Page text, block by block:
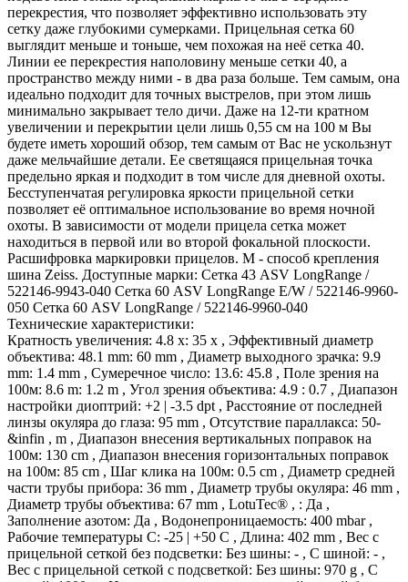
перекрестия, что позволяет эффективно использовать эту
сетку даже глубокими сумерками. Прицельная сетка 60
выглядит меньше и тоньше, чем похожая на неё сетка 40.
Линии ее перекрестия наполовину меньше сетки 40, а
пространство между ними - в два раза больше. Тем самым, она
идеально подходит для точных выстрелов, при этом лишь
минимально закрывает тело дичи. Даже на 12-ти кратном
увеличении и перекрытии цели лишь 0,55 см на 100 м Вы
будете иметь хороший обзор, тем самым от Вас не ускользнут
даже мельчайшие детали. Ее светящаяся прицельная точка
предельно яркая и подходит в том числе для дневной охоты.
Бесступенчатая регулировка яркости прицельной сетки
позволяет её оптимальное использование во время ночной
охоты. В зависимости от модели прицела сетка может
находиться в первой или во второй фокальной плоскости.
Расшифровка маркировки прицелов. M - способ крепления
шина Zeiss. Доступные марки: Сетка 43 ASV LongRange /
522146-9943-040 Сетка 60 ASV LongRange E/W / 522146-9960-
050 Сетка 60 ASV LongRange / 522146-9960-040
Технические характеристики:
Кратность увеличения: 4.8 x: 35 x , Эффективный диаметр
объектива: 48.1 mm: 60 mm , Диаметр выходного зрачка: 9.9
mm: 1.4 mm , Сумеречное число: 13.6: 45.8 , Поле зрения на
100м: 8.6 m: 1.2 m , Угол зрения объектива: 4.9 : 0.7 , Диапазон
настройки диоптрий: +2 | -3.5 dpt , Расстояние от последней
линзы окуляра до глаза: 95 mm , Отсутствие параллакса: 50-
&infin , m , Диапазон внесения вертикальных поправок на
100м: 130 cm , Диапазон внесения горизонтальных поправок
на 100м: 85 cm , Шаг клика на 100м: 0.5 cm , Диаметр средней
части трубы прибора: 36 mm , Диаметр трубы окуляра: 46 mm ,
Диаметр трубы объектива: 67 mm , LotuTec® , : Да ,
Заполнение азотом: Да , Водонепроницаемость: 400 mbar ,
Рабочие температуры C: -25 | +50 C , Длина: 402 mm , Вес с
прицельной сеткой без подсветки: Без шины: - , С шиной: - ,
Вес с прицельной сеткой с подсветкой: Без шины: 970 g , С